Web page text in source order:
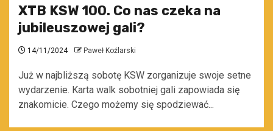
XTB KSW 100. Co nas czeka na
jubileuszowej gali?
14/11/2024 Paweł Koźlarski
Już w najbliższą sobotę KSW zorganizuje swoje setne
wydarzenie. Karta walk sobotniej gali zapowiada się
znakomicie. Czego możemy się spodziewać...